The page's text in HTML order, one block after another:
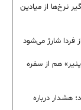
نرخ‌ها از میادین
فردا شارژ می‌شود
هم از سفره
هشدار درباره